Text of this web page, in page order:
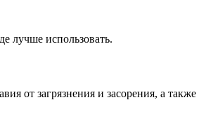
лучше использовать.
от загрязнения и засорения, а также